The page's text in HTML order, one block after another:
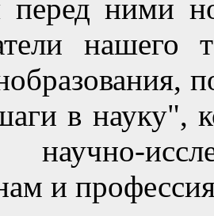
перед ними
нашего
в науку",
и